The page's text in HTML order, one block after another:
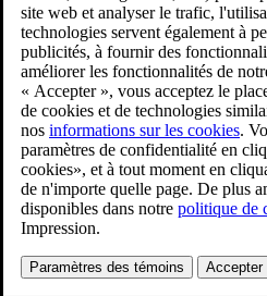
S90 T8 AWD
1/16/2025
Favoris
Partager
Télécharger
S90 T8 AWD Platinum Grey
Pour consulter toute l’information